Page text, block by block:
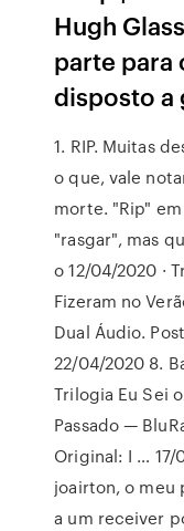
Hugh
parte para
disposto a
1. RIP. Muitas
o que, vale
morte. "Rip"
"rasgar", mas
o 12/04/2020 ·
Fizeram no
Dual Áudio.
22/04/2020 8.
Trilogia Eu Sei
Passado —
Original: I … 17/
joairton, o meu
a um receiver